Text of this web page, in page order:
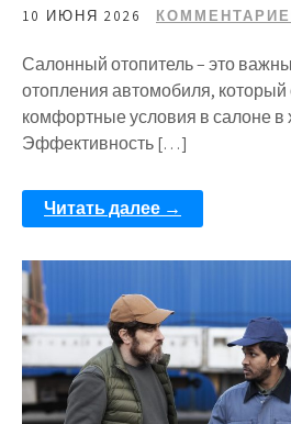
10 ИЮНЯ 2026
Салонный отопитель – это
отопления автомобиля, который
комфортные условия в салоне в
Эффективность […]
Читать далее →